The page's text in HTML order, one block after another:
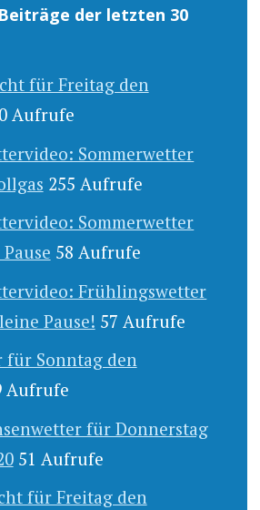
der letzten 30
für Freitag den
Aufrufe
Sommerwetter
255 Aufrufe
Sommerwetter
58 Aufrufe
Frühlingswetter
Pause! 57 Aufrufe
für Sonntag den
Aufrufe
für Donnerstag
51 Aufrufe
für Freitag den